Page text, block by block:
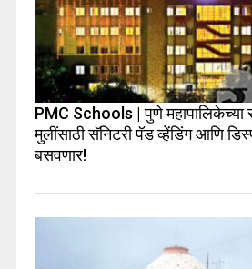
PMC Schools | पुणे महापालिकेच्या
मुलींसाठी सॅनिटरी पॅड व्हेंडिंग आणि
बसवणार!